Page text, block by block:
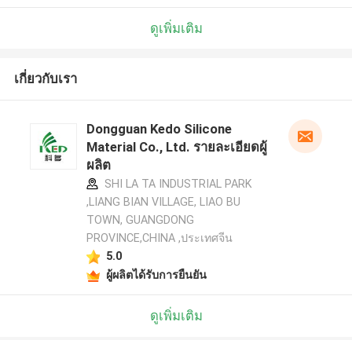
ดูเพิ่มเติม
เกี่ยวกับเรา
Dongguan Kedo Silicone
Material Co., Ltd. รายละเอียดผู้
ผลิต
SHI LA TA INDUSTRIAL PARK
,LIANG BIAN VILLAGE, LIAO BU
TOWN, GUANGDONG
PROVINCE,CHINA ,ประเทศจีน
5.0
ผู้ผลิตได้รับการยืนยัน
ดูเพิ่มเติม